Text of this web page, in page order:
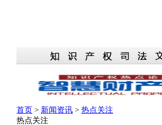
首页 > 新闻资讯 > 热点关注
热点关注